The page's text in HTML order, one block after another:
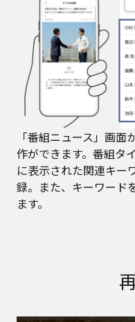
「番組ニュース」画
作ができます。番組タ
に表示された関連キー
録。また、キーワード
ます。